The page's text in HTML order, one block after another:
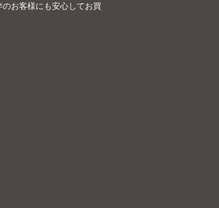
お客様にも安心してお買